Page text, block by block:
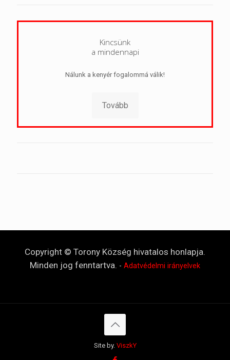
Kincsünk
a mindennapi
Nálunk a kenyér fogalommá válik!
Tovább
Copyright © Torony Község hivatalos honlapja.
Minden jog fenntartva. - Adatvédelmi irányelvek
Site by. ViszkY